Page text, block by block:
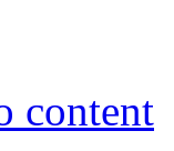
content